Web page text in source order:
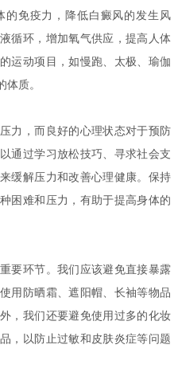
免疫力，降低白癜风的发生风
循环，增加氧气供应，提高人体
运动项目，如慢跑、太极、瑜伽
质。
，而良好的心理状态对于预防
通过学习放松技巧、寻求社会支
缓解压力和改善心理健康。保持
困难和压力，有助于提高身体的
环节。我们应该避免直接暴露
用防晒霜、遮阳帽、长袖等物品
，我们还要避免使用过多的化妆
，以防止过敏和皮肤炎症等问题